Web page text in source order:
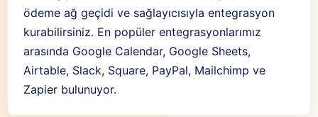
ödeme ağ geçidi ve sağlayıcısıyla entegrasyon
kurabilirsiniz. En popüler entegrasyonlarımız
arasında Google Calendar, Google Sheets,
Airtable, Slack, Square, PayPal, Mailchimp ve
Zapier bulunuyor.